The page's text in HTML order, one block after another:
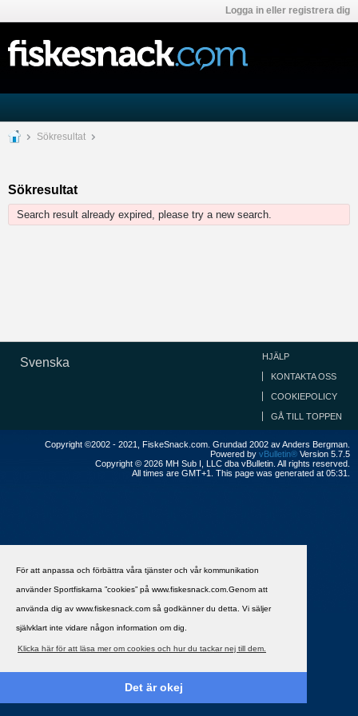
För att anpassa och förbättra våra tjänster och vår kommunikation
använder Sportfiskarna ”cookies” på www.fiskesnack.com.Genom att
använda dig av www.fiskesnack.com så godkänner du detta. Vi säljer
självklart inte vidare någon information om dig.
Klicka här för att läsa mer om cookies och hur du tackar nej till dem.
Det är okej
Logga in eller registrera dig
Sökresultat
Sökresultat
Search result already expired, please try a new search.
Svenska HJÄLP
KONTAKTA OSS
COOKIEPOLICY
GÅ TILL TOPPEN
Copyright ©2002 - 2021, FiskeSnack.com. Grundad 2002 av Anders Bergman.
Powered by vBulletin® Version 5.7.5
Copyright © 2026 MH Sub I, LLC dba vBulletin. All rights reserved.
All times are GMT+1. This page was generated at 05:31.